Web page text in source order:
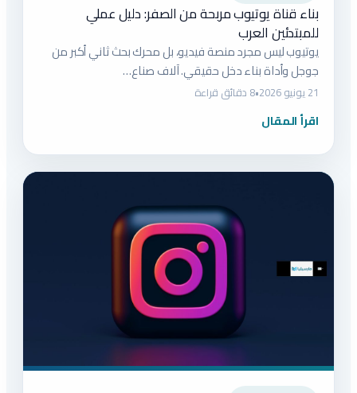
بناء قناة يوتيوب مربحة من الصفر: دليل عملي
للمبتدئين العرب
يوتيوب ليس مجرد منصة فيديو، بل محرك بحث ثاني أكبر من
جوجل وأداة بناء دخل حقيقي. آلاف صناع…
21 يونيو 2026 •8 دقائق قراءة
اقرأ المقال